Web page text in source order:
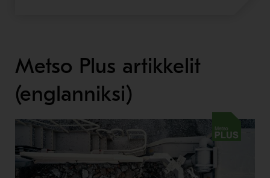
Metso Plus artikkelit
(englanniksi)